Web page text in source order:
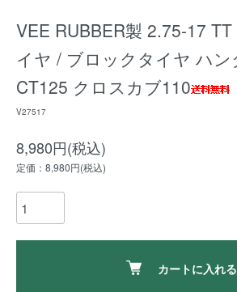
VEE RUBBER製 2.75-17
イヤ / ブロックタイヤ ハ
CT125 クロスカブ110
V27517
8,980円(税込)
定価：8,980円(税込)
カートに入れる